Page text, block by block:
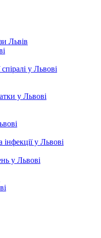
Львів
у Львові
у Львові
у Львові
у Львові